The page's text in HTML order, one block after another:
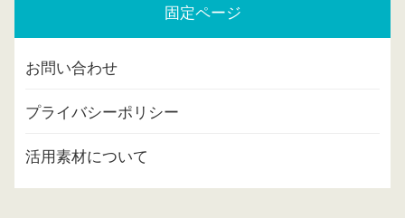
固定ページ
お問い合わせ
プライバシーポリシー
活用素材について